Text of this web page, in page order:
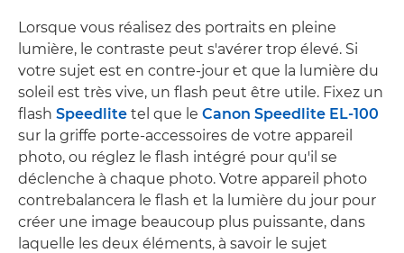
Lorsque vous réalisez des portraits en pleine
lumière, le contraste peut s'avérer trop élevé. Si
votre sujet est en contre-jour et que la lumière du
soleil est très vive, un flash peut être utile. Fixez un
flash Speedlite tel que le Canon Speedlite EL-100
sur la griffe porte-accessoires de votre appareil
photo, ou réglez le flash intégré pour qu'il se
déclenche à chaque photo. Votre appareil photo
contrebalancera le flash et la lumière du jour pour
créer une image beaucoup plus puissante, dans
laquelle les deux éléments, à savoir le sujet